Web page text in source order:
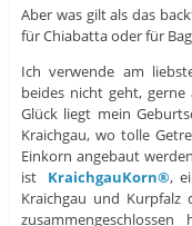
Aber was gilt als das
für Chiabatta oder für
Ich verwende am
beides nicht geht,
Glück liegt mein
Kraichgau, wo tolle
Einkorn angebaut
ist KraichgauKorn®,
Kraichgau und Kurpfalz